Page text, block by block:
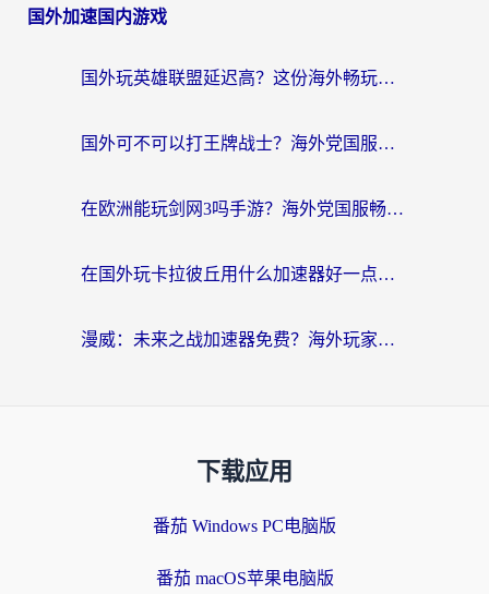
国外加速国内游戏
国外玩英雄联盟延迟高？这份海外畅玩国服游戏的加速器终极指南帮你搞定
国外可不可以打王牌战士？海外党国服游戏加速终极指南（附3款热门游戏实测）
在欧洲能玩剑网3吗手游？海外党国服畅玩终极攻略（附三大热门游戏解决方案）
在国外玩卡拉彼丘用什么加速器好一点？海外党亲测有效的国服游戏加速指南
漫威：未来之战加速器免费？海外玩家国服畅玩终极指南（附一梦江湖弈剑行解决方案）
下载应用
番茄 Windows PC电脑版
番茄 macOS苹果电脑版